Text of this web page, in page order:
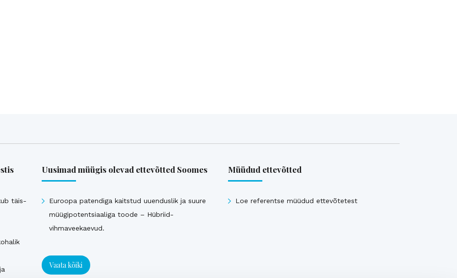
täis-
Uusimad müügis olevad ettevõtted Soomes
Euroopa patendiga kaitstud uuenduslik ja suure
müügipotentsiaaliga toode – Hübriid-
vihmaveekaevud.
Vaata kõiki
Müüdud ettevõtted
Loe referentse müüdud ettevõtetest